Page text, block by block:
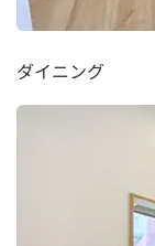
ダイニング